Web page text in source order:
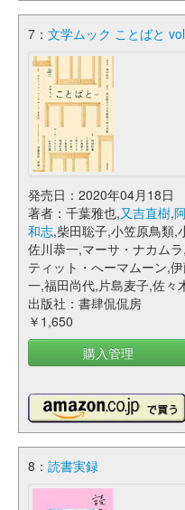
7： 文学ムック ことばと
発売日：2020年04月18日
著者：千葉雅也,又吉直樹,
和志,柴田聡子,小笠原鳥類,
佐川恭一,マーサ・ナカム
ティット・へーマムーン,
一,福田尚代,片島麦子,佐々
出版社：書肆侃侃房
￥1,650
購入管理
8： 読書実録